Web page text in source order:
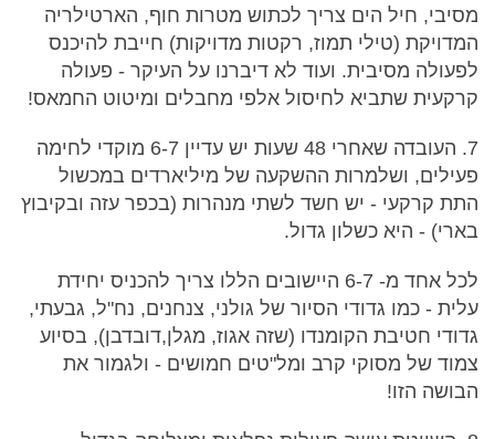
מסיבי, חיל הים צריך לכתוש מטרות חוף, הארטילריה
המדויקת (טילי תמוז, רקטות מדויקות) חייבת להיכנס
לפעולה מסיבית. ועוד לא דיברנו על העיקר - פעולה
קרקעית שתביא לחיסול אלפי מחבלים ומיטוט החמאס!
7. העובדה שאחרי 48 שעות יש עדיין 6-7 מוקדי לחימה
פעילים, ושלמרות ההשקעה של מיליארדים במכשול
התת קרקעי - יש חשד לשתי מנהרות (בכפר עזה ובקיבוץ
בארי) - היא כשלון גדול.
לכל אחד מ- 6-7 היישובים הללו צריך להכניס יחידת
עלית - כמו גדודי הסיור של גולני, צנחנים, נח"ל, גבעתי,
גדודי חטיבת הקומנדו (שזה אגוז, מגלן,דובדבן), בסיוע
צמוד של מסוקי קרב ומל"טים חמושים - ולגמור את
הבושה הזו!